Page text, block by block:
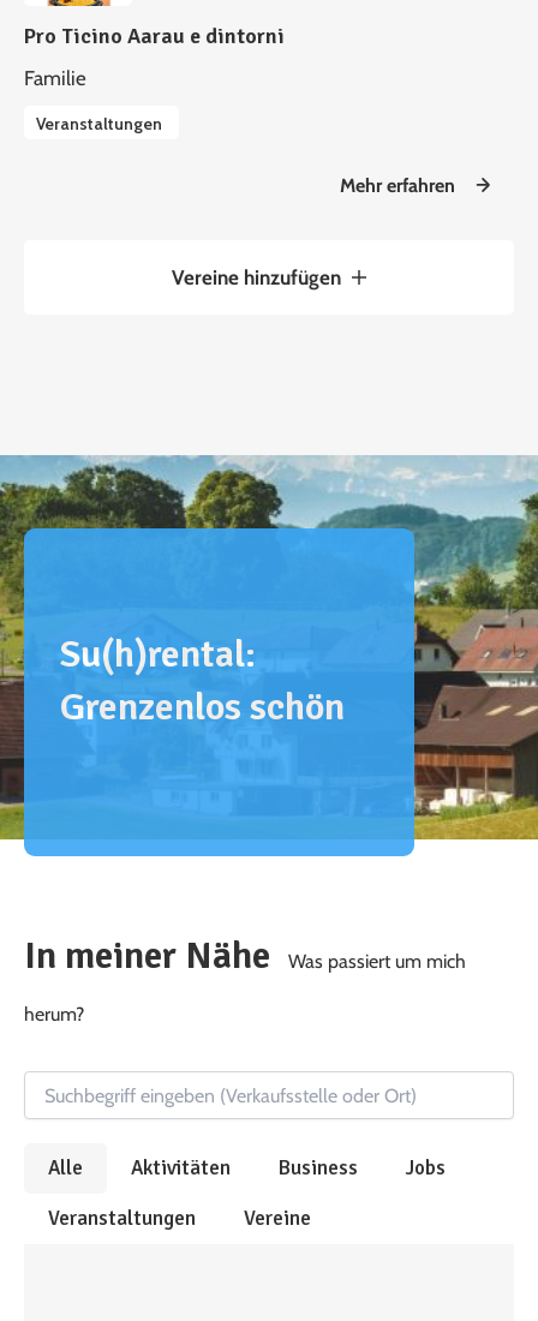
Pro Ticino Aarau e dintorni
Familie
Veranstaltungen
Mehr erfahren
Vereine hinzufügen
Su(h)rental:
Grenzenlos schön
In meiner Nähe Was passiert um mich
herum?
Alle Aktivitäten Business
Jobs
Veranstaltungen
Vereine